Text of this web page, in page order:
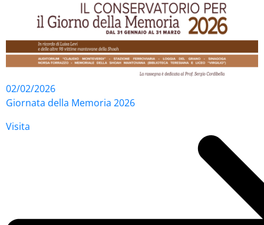
02/02/2026
Giornata della Memoria 2026
Visita